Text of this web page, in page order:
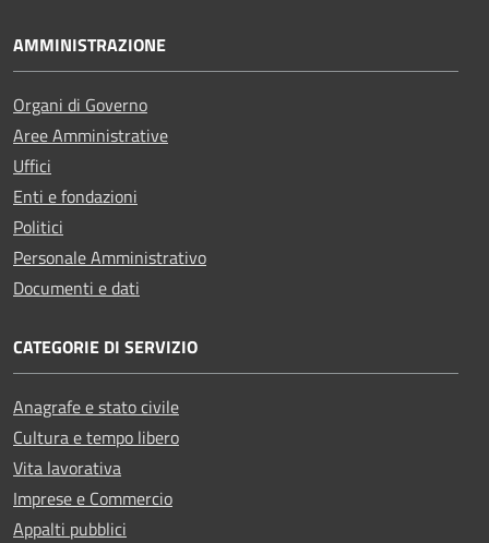
AMMINISTRAZIONE
Organi di Governo
Aree Amministrative
Uffici
Enti e fondazioni
Politici
Personale Amministrativo
Documenti e dati
CATEGORIE DI SERVIZIO
Anagrafe e stato civile
Cultura e tempo libero
Vita lavorativa
Imprese e Commercio
Appalti pubblici